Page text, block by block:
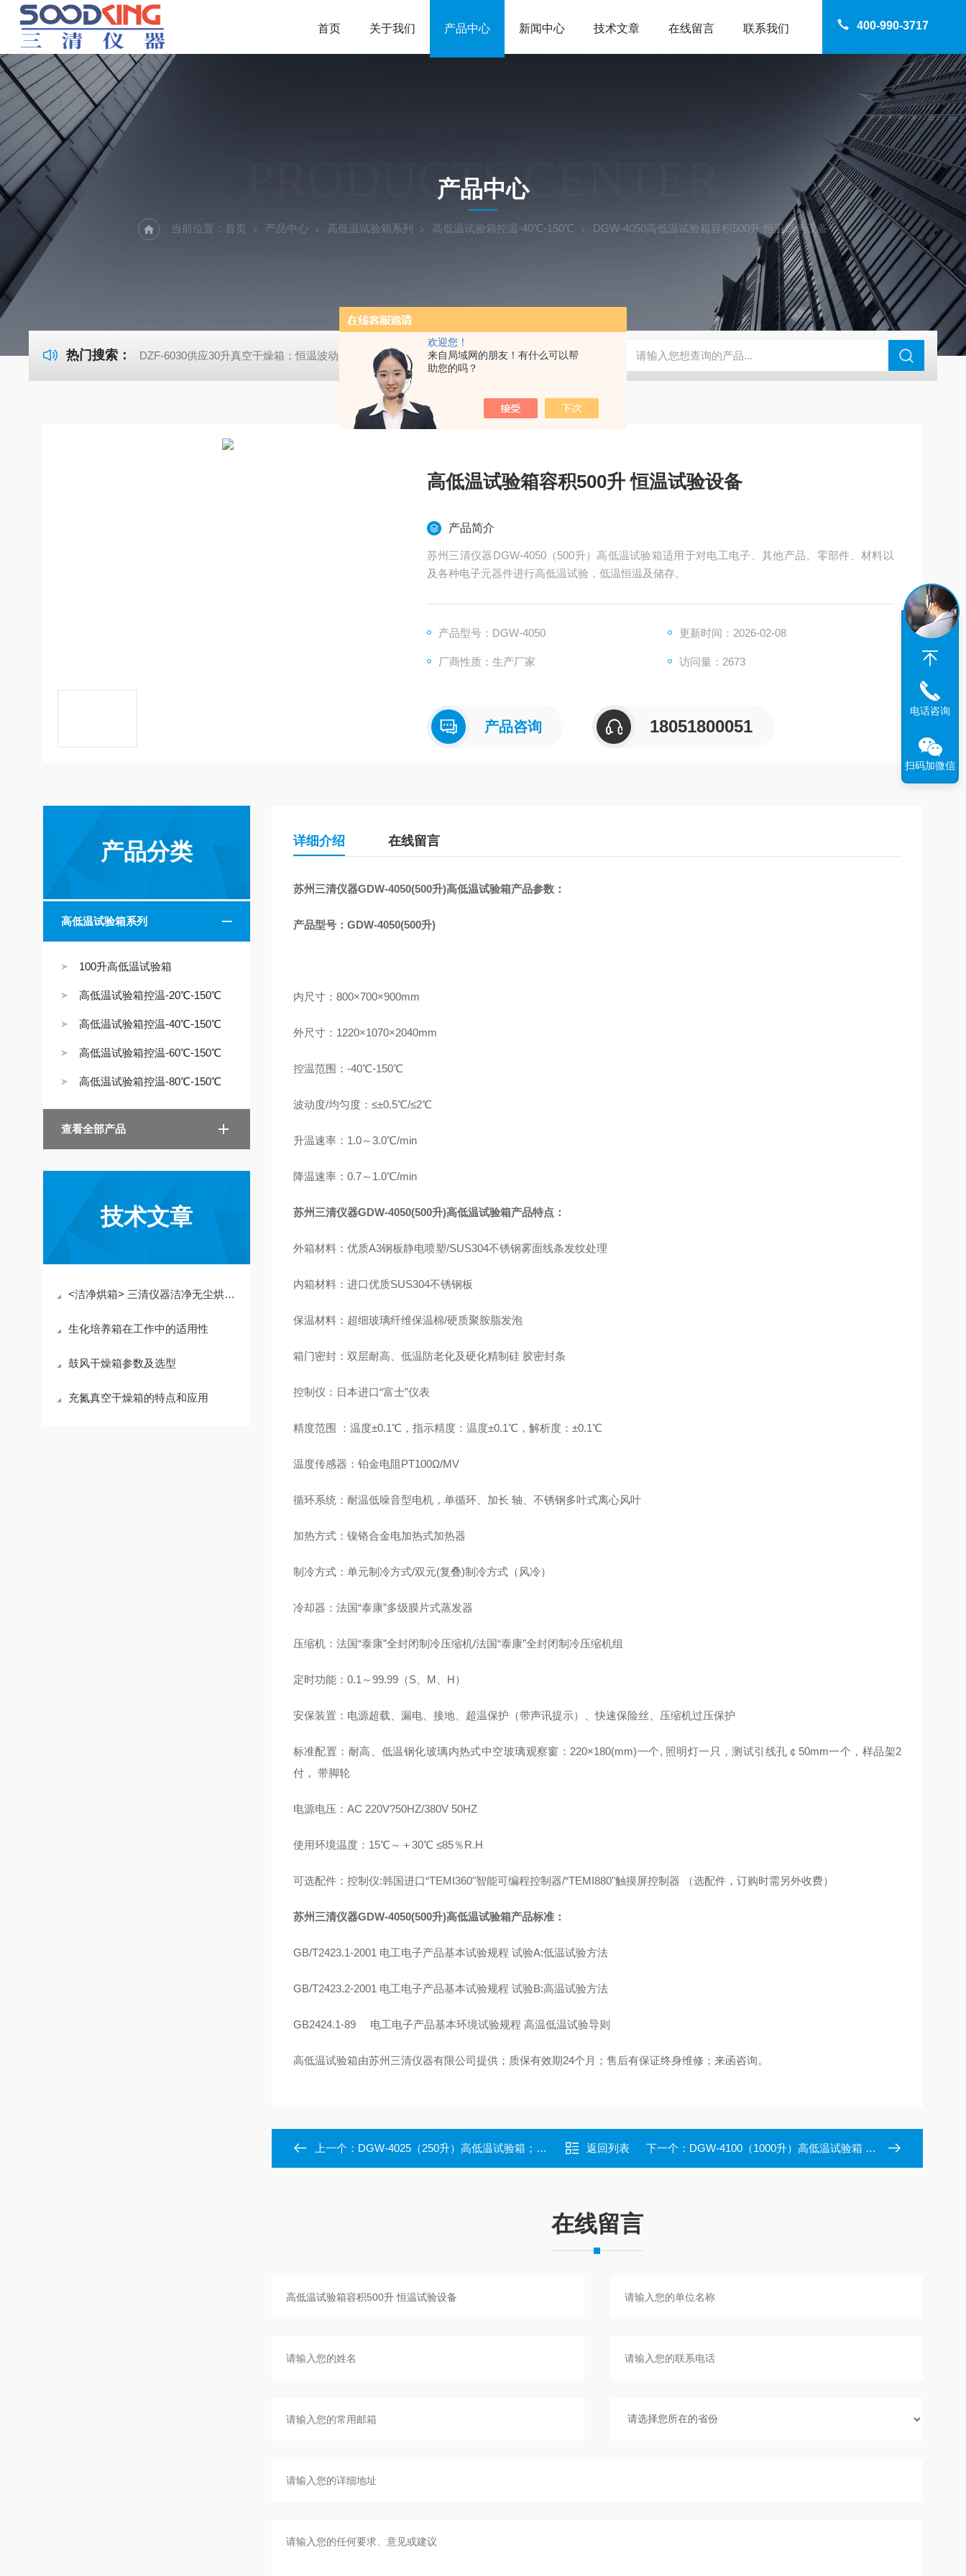
欢迎您！
来自局域网的朋友！有什么可以帮
助您的吗？
400-990-3717
首页 关于我们 产品中心 新闻中心 技术文章 在线留言 联系我们
PRODUCTS CENTER
产品中心
当前位置： 首页 产品中心 高低温试验箱系列 高低温试验箱控温-40℃-150℃ DGW-4050高低温试验箱容积500升 恒温试验设备
热门搜索： DZF-6030供应30升真空干燥箱；恒温波动度:±0.5℃ DHG-9140B（140升）电热恒温鼓风干燥箱，不锈钢干燥箱，烘箱控温范围300℃ DHG-9070B（70
高低温试验箱容积500升 恒温试验设备
产品简介
苏州三清仪器DGW-4050（500升）高低温试验箱适用于对电工电子、其他产品、零部件、材料以
及各种电子元器件进行高低温试验，低温恒温及储存。
产品型号：DGW-4050 更新时间：2026-02-08
厂商性质：生产厂家 访问量：2673
产品咨询 18051800051
产品分类
高低温试验箱系列
100升高低温试验箱
高低温试验箱控温-20℃-150℃
高低温试验箱控温-40℃-150℃
高低温试验箱控温-60℃-150℃
高低温试验箱控温-80℃-150℃
查看全部产品
技术文章
<洁净烘箱> 三清仪器洁净无尘烘箱描述及功能配置
生化培养箱在工作中的适用性
鼓风干燥箱参数及选型
充氮真空干燥箱的特点和应用
详细介绍 在线留言
苏州三清仪器GDW-4050(500升)高低温试验箱产品参数：
产品型号：GDW-4050(500升)
内尺寸：800×700×900mm
外尺寸：1220×1070×2040mm
控温范围：-40℃-150℃
波动度/均匀度：≤±0.5℃/≤2℃
升温速率：1.0～3.0℃/min
降温速率：0.7～1.0℃/min
苏州三清仪器GDW-4050(500升)高低温试验箱产品特点：
外箱材料：优质A3钢板静电喷塑/SUS304不锈钢雾面线条发纹处理
内箱材料：进口优质SUS304不锈钢板
保温材料：超细玻璃纤维保温棉/硬质聚胺脂发泡
箱门密封：双层耐高、低温防老化及硬化精制硅 胶密封条
控制仪：日本进口“富士”仪表
精度范围 ：温度±0.1℃，指示精度：温度±0.1℃，解析度：±0.1℃
温度传感器：铂金电阻PT100Ω/MV
循环系统：耐温低噪音型电机，单循环、加长 轴、不锈钢多叶式离心风叶
加热方式：镍铬合金电加热式加热器
制冷方式：单元制冷方式/双元(复叠)制冷方式（风冷）
冷却器：法国“泰康”多级膜片式蒸发器
压缩机：法国“泰康”全封闭制冷压缩机/法国“泰康”全封闭制冷压缩机组
定时功能：0.1～99.99（S、M、H）
安保装置：电源超载、漏电、接地、超温保护（带声讯提示）、快速保险丝、压缩机过压保护
标准配置：耐高、低温钢化玻璃内热式中空玻璃观察窗：220×180(mm)一个, 照明灯一只，测试引线孔￠50mm一个，样品架2
付， 带脚轮
电源电压：AC 220V?50HZ/380V 50HZ
使用环境温度：15℃～＋30℃ ≤85％R.H
可选配件：控制仪:韩国进口“TEMI360"智能可编程控制器/“TEMI880"触摸屏控制器 （选配件，订购时需另外收费）
苏州三清仪器GDW-4050(500升)高低温试验箱产品标准：
GB/T2423.1-2001 电工电子产品基本试验规程 试验A:低温试验方法
GB/T2423.2-2001 电工电子产品基本试验规程 试验B:高温试验方法
GB2424.1-89 电工电子产品基本环境试验规程 高温低温试验导则
高低温试验箱由苏州三清仪器有限公司提供；质保有效期24个月；售后有保证终身维修；来函咨询。
上一个： DGW-4025（250升）高低温试验箱；非标定制试验箱；恒温恒湿试验箱 返回列表 下一个： DGW-4100（1000升）高低温试验箱 试验箱设备 三清仪器
在线留言
电话咨询
扫码加微信